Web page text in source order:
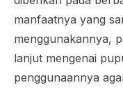
manfaatnya yang
menggunakannya,
lanjut mengenai
penggunaannya